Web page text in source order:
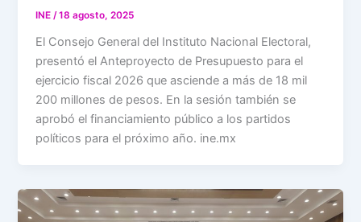
INE /18 agosto, 2025
El Consejo General del Instituto Nacional Electoral,
presentó el Anteproyecto de Presupuesto para el
ejercicio fiscal 2026 que asciende a más de 18 mil
200 millones de pesos. En la sesión también se
aprobó el financiamiento público a los partidos
políticos para el próximo año. ine.mx